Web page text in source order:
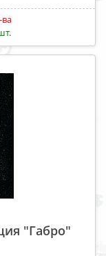
"Габро"